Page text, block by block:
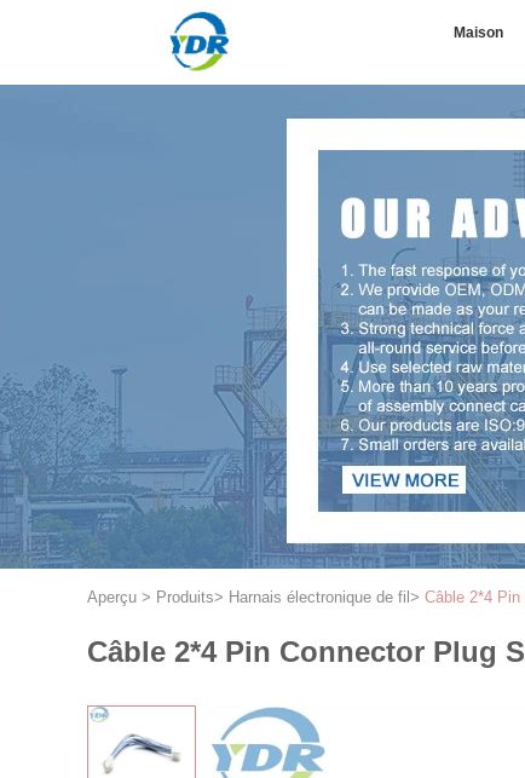
Maison
Aperçu > Produits> Harnais électronique de fil > Câble 2*4
Câble 2*4 Pin Connector Plug